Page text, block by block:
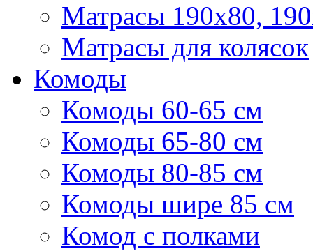
Матрасы 190х80,
Матрасы для колясок
Комоды
Комоды 60-65 см
Комоды 65-80 см
Комоды 80-85 см
Комоды шире 85 см
Комод с полками